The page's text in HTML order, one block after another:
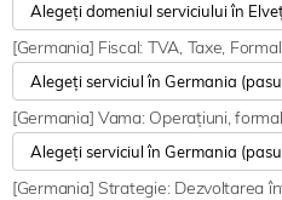
[Germania] Fiscal: TVA, Taxe,
[Germania] Vama: Operațiuni,
[Germania] Strategie: Dezvoltarea